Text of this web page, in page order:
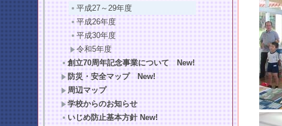
平成27～29年度
平成26年度
平成30年度
令和5年度
創立70周年記念事業について New!
防災・安全マップ New!
周辺マップ
学校からのお知らせ
いじめ防止基本方針 New!